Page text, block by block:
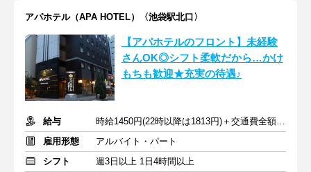
アパホテル（APA HOTEL）〈池袋駅北口〉
【アパホテルのフロント】未経験
さんOK◎シフト柔軟だから…かけ
もちも歓迎★充実の待遇♪
給与
時給1450円(22時以降は1813円)＋交通費全額支給
雇用形態
アルバイト・パート
シフト
週3日以上 1日4時間以上